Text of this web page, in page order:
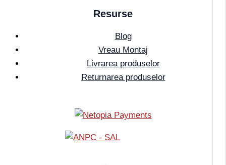
Resurse
Blog
Vreau Montaj
Livrarea produselor
Returnarea produselor